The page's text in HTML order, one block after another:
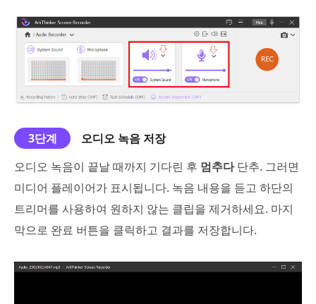
3단계
오디오 녹음 저장
오디오 녹음이 끝날 때까지 기다린 후 멈추다단추. 그러면
미디어 플레이어가 표시됩니다. 녹음 내용을 듣고 하단의
트리머를 사용하여 원하지 않는 클립을 제거하세요. 마지
막으로 완료 버튼을 클릭하고 결과를 저장합니다.